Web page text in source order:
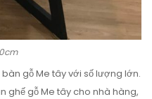
gỗ Me tây với số lượng lớn.
ghế gỗ Me tây cho nhà hàng,